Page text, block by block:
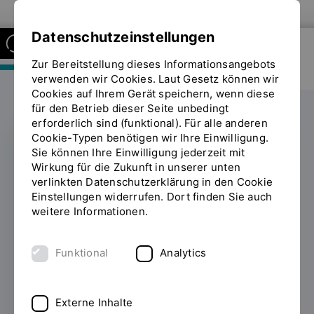
FAKULTÄT MASCHINENBAU
Numerische
Optimierung von
Turbinen
10.06.2022Auf der Power System
präsentierte Prof. Andreas Lesser mit
Datenschutzeinstellungen
Zur Bereitstellung dieses Informationsangebots
verwenden wir Cookies. Laut Gesetz können wir
Cookies auf Ihrem Gerät speichern, wenn diese
für den Betrieb dieser Seite unbedingt
erforderlich sind (funktional). Für alle anderen
Cookie-Typen benötigen wir Ihre Einwilligung.
Sie können Ihre Einwilligung jederzeit mit
Wirkung für die Zukunft in unserer unten
verlinkten Datenschutzerklärung in den Cookie
Einstellungen widerrufen. Dort finden Sie auch
weitere Informationen.
Funktional Analytics
Externe Inhalte